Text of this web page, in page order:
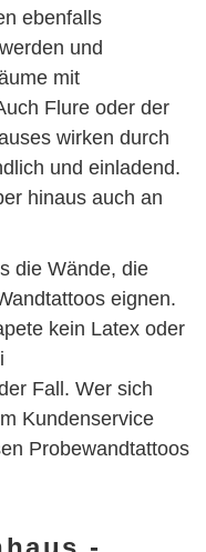
ebenfalls
und
mit
Flure oder der
wirken durch
und einladend.
hinaus auch an
die Wände, die
eignen.
kein Latex oder
Fall. Wer sich
Kundenservice
Probewandtattoos